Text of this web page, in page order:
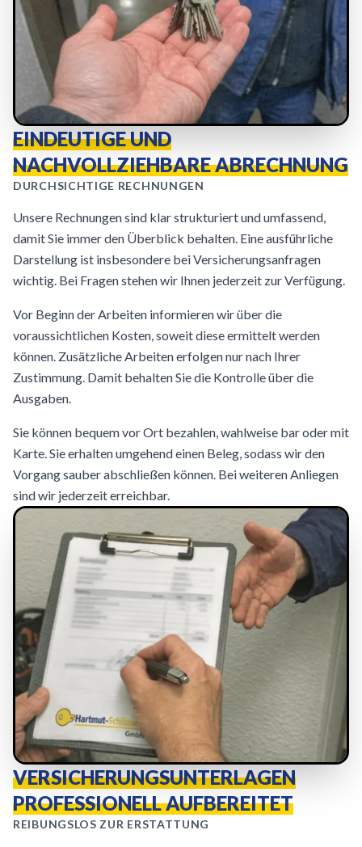
EINDEUTIGE UND
NACHVOLLZIEHBARE ABRECHNUNG
DURCHSICHTIGE RECHNUNGEN
Unsere Rechnungen sind klar strukturiert und umfassend,
damit Sie immer den Überblick behalten. Eine ausführliche
Darstellung ist insbesondere bei Versicherungsanfragen
wichtig. Bei Fragen stehen wir Ihnen jederzeit zur Verfügung.
Vor Beginn der Arbeiten informieren wir über die
voraussichtlichen Kosten, soweit diese ermittelt werden
können. Zusätzliche Arbeiten erfolgen nur nach Ihrer
Zustimmung. Damit behalten Sie die Kontrolle über die
Ausgaben.
Sie können bequem vor Ort bezahlen, wahlweise bar oder mit
Karte. Sie erhalten umgehend einen Beleg, sodass wir den
Vorgang sauber abschließen können. Bei weiteren Anliegen
sind wir jederzeit erreichbar.
VERSICHERUNGSUNTERLAGEN
PROFESSIONELL AUFBEREITET
REIBUNGSLOS ZUR ERSTATTUNG